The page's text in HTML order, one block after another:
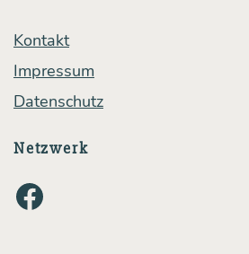
Kontakt
Impressum
Datenschutz
Netzwerk
Facebook